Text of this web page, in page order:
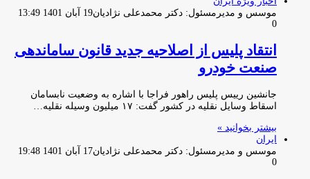
موسس و مدیرمسئول: دکتر محمدعلی نژادیان19 آبان 1401 13:49
0
انتقاد پلیس از اصلاحیه جدید قانون ساماندهی
صنعت خودرو
جانشین رییس پلیس راهور فراجا با اشاره به وضعیت نابسامان
اسقاط وسایل نقلیه در کشور گفت: ۱۷ میلیون وسیله نقلیه…
بیشتر بخوانید »
ایران
موسس و مدیرمسئول: دکتر محمدعلی نژادیان17 آبان 1401 19:48
0